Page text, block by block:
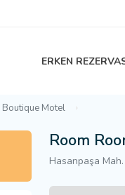
ERKEN
Motel
Room
Hasanpaşa